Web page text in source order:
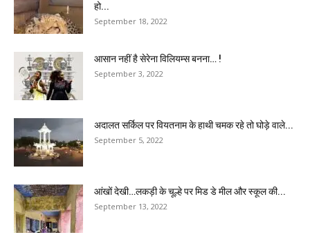
हो...
September 18, 2022
आसान नहीं है सेरेना विलियम्स बनना… !
September 3, 2022
अदालत सर्किल पर वियतनाम के हाथी चमक रहे तो घोड़े वाले...
September 5, 2022
आंखों देखी…लकड़ी के चूल्हे पर मिड डे मील और स्कूल की...
September 13, 2022